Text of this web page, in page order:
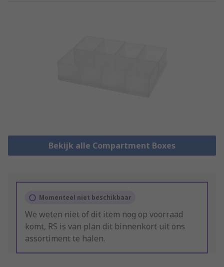
Bekijk alle Compartment Boxes
Momenteel niet beschikbaar
We weten niet of dit item nog op voorraad
komt, RS is van plan dit binnenkort uit ons
assortiment te halen.